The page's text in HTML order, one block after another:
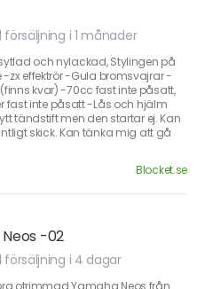
försäljning i 1 månader
och nylackad, Stylingen på
zx effektrör -Gula bromsvajrar -
kvar) -70cc fast inte påsatt,
fast inte påsatt -Lås och hjälm
tändstift men den startar ej. Kan
skick. Kan tänka mig att gå
Blocket.se
-02
försäljning i 4 dagar